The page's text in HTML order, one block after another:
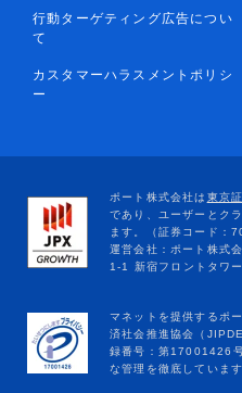
行動ターゲティング広告につい
て
カスタマーハラスメントポリシ
ー